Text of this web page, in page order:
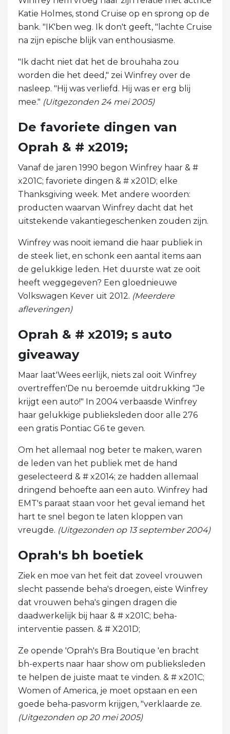
Katie Holmes, stond Cruise op en sprong op de
bank. "IK'ben weg. Ik don't geeft, "lachte Cruise
na zijn epische blijk van enthousiasme.
"Ik dacht niet dat het de brouhaha zou
worden die het deed," zei Winfrey over de
nasleep. "Hij was verliefd. Hij was er erg blij
mee." (Uitgezonden 24 mei 2005)
De favoriete dingen van
Oprah & # x2019;
Vanaf de jaren 1990 begon Winfrey haar & #
x201C; favoriete dingen & # x201D; elke
Thanksgiving week. Met andere woorden:
producten waarvan Winfrey dacht dat het
uitstekende vakantiegeschenken zouden zijn.
Winfrey was nooit iemand die haar publiek in
de steek liet, en schonk een aantal items aan
de gelukkige leden. Het duurste wat ze ooit
heeft weggegeven? Een gloednieuwe
Volkswagen Kever uit 2012. (Meerdere
afleveringen)
Oprah & # x2019; s auto
giveaway
Maar laat'Wees eerlijk, niets zal ooit Winfrey
overtreffen'De nu beroemde uitdrukking "Je
krijgt een auto!" In 2004 verbaasde Winfrey
haar gelukkige publieksleden door alle 276
een gratis Pontiac G6 te geven.
Om het allemaal nog beter te maken, waren
de leden van het publiek met de hand
geselecteerd & # x2014; ze hadden allemaal
dringend behoefte aan een auto. Winfrey had
EMT's paraat staan ​​voor het geval iemand het
hart te snel begon te laten kloppen van
vreugde. (Uitgezonden op 13 september 2004)
Oprah's bh boetiek
Ziek en moe van het feit dat zoveel vrouwen
slecht passende beha's droegen, eiste Winfrey
dat vrouwen beha's gingen dragen die
daadwerkelijk bij haar & # x201C; beha-
interventie passen. & # X201D;
Ze opende 'Oprah's Bra Boutique 'en bracht
bh-experts naar haar show om publieksleden
te helpen de juiste maat te vinden. & # x201C;
Women of America, je moet opstaan ​​en een
goede beha-pasvorm krijgen, "verklaarde ze.
(Uitgezonden op 20 mei 2005)